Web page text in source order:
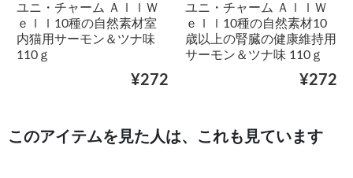
ユニ・チャーム ＡｌｌＷ
ｅｌｌ10種の自然素材室
内猫用サーモン＆ツナ味
110ｇ
¥272
ユニ・チャーム ＡｌｌＷ
ｅｌｌ10種の自然素材10
歳以上の腎臓の健康維持用
サーモン＆ツナ味 110ｇ
¥272
このアイテムを見た人は、これも見ています